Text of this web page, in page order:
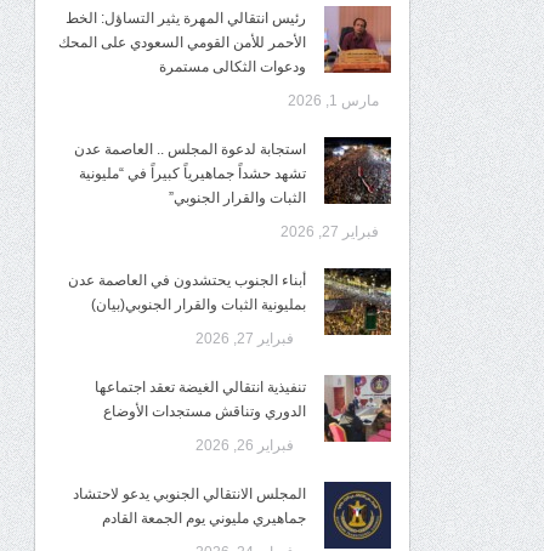
رئيس انتقالي المهرة يثير التساؤل: الخط
الأحمر للأمن القومي السعودي على المحك
ودعوات الثكالى مستمرة
مارس 1, 2026
استجابة لدعوة المجلس .. العاصمة عدن
تشهد حشداً جماهيرياً كبيراً في “مليونية
الثبات والقرار الجنوبي”
فبراير 27, 2026
أبناء الجنوب يحتشدون في العاصمة عدن
بمليونية الثبات والقرار الجنوبي(بيان)
فبراير 27, 2026
تنفيذية انتقالي الغيضة تعقد اجتماعها
الدوري وتناقش مستجدات الأوضاع
فبراير 26, 2026
المجلس الانتقالي الجنوبي يدعو لاحتشاد
جماهيري مليوني يوم الجمعة القادم